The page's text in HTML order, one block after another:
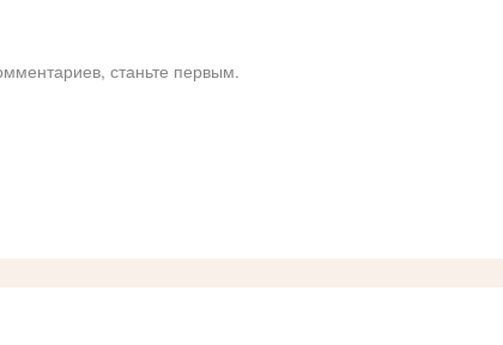
станьте первым.